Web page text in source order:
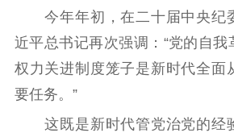
今年年初，在二十届中央纪
近平总书记再次强调：“党的自
权力关进制度笼子是新时代全面
要任务。”
这既是新时代管党治党的经